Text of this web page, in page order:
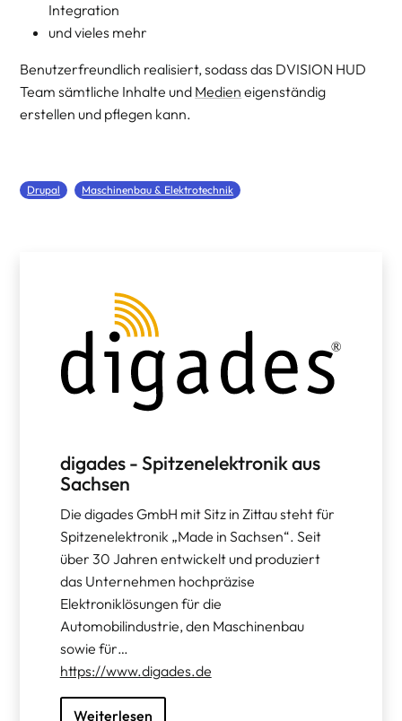
Integration
und vieles mehr
Benutzerfreundlich realisiert, sodass das DVISION HUD
Team sämtliche Inhalte und Medien eigenständig
erstellen und pflegen kann.
Drupal Maschinenbau & Elektrotechnik
digades - Spitzenelektronik aus
Sachsen
Die digades GmbH mit Sitz in Zittau steht für
Spitzenelektronik „Made in Sachsen“. Seit
über 30 Jahren entwickelt und produziert
das Unternehmen hochpräzise
Elektroniklösungen für die
Automobilindustrie, den Maschinenbau
sowie für…
https://www.digades.de
Weiterlesen